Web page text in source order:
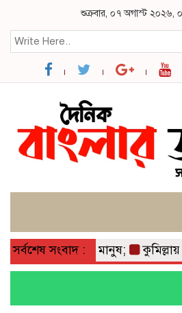
শুক্রবার, ০৭ অগাস্ট ২০২৬,
সর্বশেষ সংবাদ :
সাধারণ মানুষ; কুমিল্লায়